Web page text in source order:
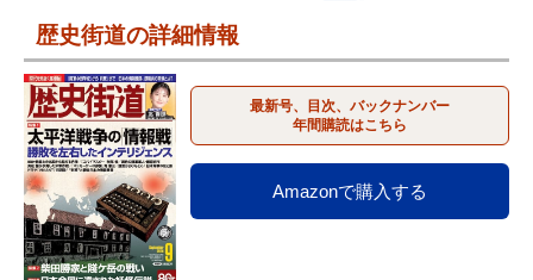
歴史街道の詳細情報
最新号、目次、バックナンバー
年間購読はこちら
Amazonで購入する